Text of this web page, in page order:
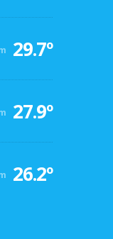
29.7º
27.9º
26.2º